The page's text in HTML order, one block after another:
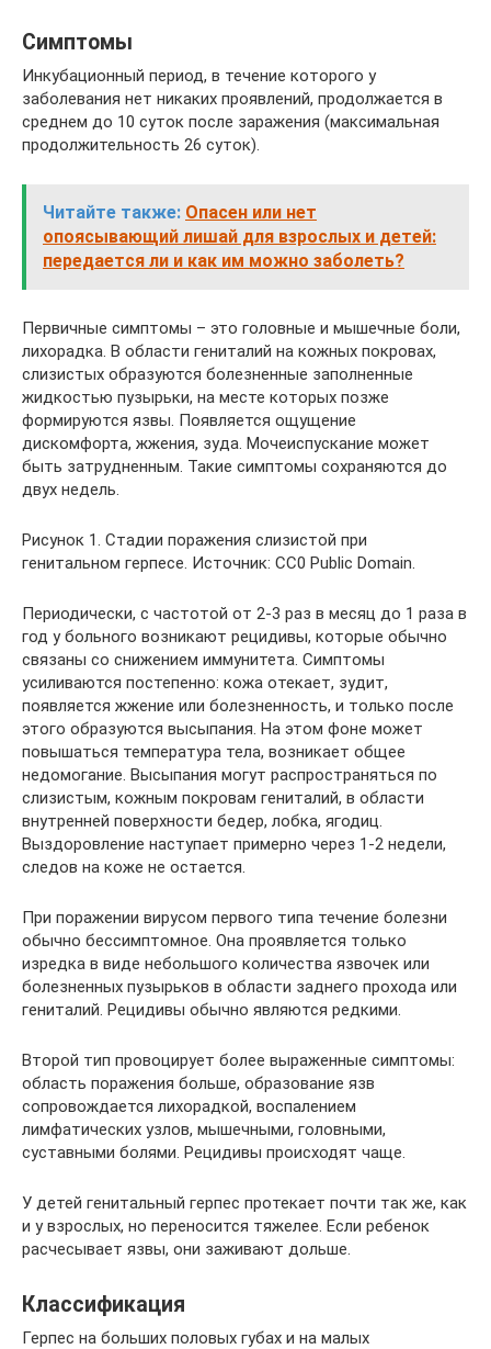
Симптомы
Инкубационный период, в течение которого у
заболевания нет никаких проявлений, продолжается в
среднем до 10 суток после заражения (максимальная
продолжительность 26 суток).
Читайте также: Опасен или нет
опоясывающий лишай для взрослых и детей:
передается ли и как им можно заболеть?
Первичные симптомы – это головные и мышечные боли,
лихорадка. В области гениталий на кожных покровах,
слизистых образуются болезненные заполненные
жидкостью пузырьки, на месте которых позже
формируются язвы. Появляется ощущение
дискомфорта, жжения, зуда. Мочеиспускание может
быть затрудненным. Такие симптомы сохраняются до
двух недель.
Рисунок 1. Стадии поражения слизистой при
генитальном герпесе. Источник: CC0 Public Domain.
Периодически, с частотой от 2-3 раз в месяц до 1 раза в
год у больного возникают рецидивы, которые обычно
связаны со снижением иммунитета. Симптомы
усиливаются постепенно: кожа отекает, зудит,
появляется жжение или болезненность, и только после
этого образуются высыпания. На этом фоне может
повышаться температура тела, возникает общее
недомогание. Высыпания могут распространяться по
слизистым, кожным покровам гениталий, в области
внутренней поверхности бедер, лобка, ягодиц.
Выздоровление наступает примерно через 1-2 недели,
следов на коже не остается.
При поражении вирусом первого типа течение болезни
обычно бессимптомное. Она проявляется только
изредка в виде небольшого количества язвочек или
болезненных пузырьков в области заднего прохода или
гениталий. Рецидивы обычно являются редкими.
Второй тип провоцирует более выраженные симптомы:
область поражения больше, образование язв
сопровождается лихорадкой, воспалением
лимфатических узлов, мышечными, головными,
суставными болями. Рецидивы происходят чаще.
У детей генитальный герпес протекает почти так же, как
и у взрослых, но переносится тяжелее. Если ребенок
расчесывает язвы, они заживают дольше.
Классификация
Герпес на больших половых губах и на малых